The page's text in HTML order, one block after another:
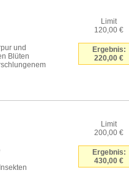
und
Blüten
Limit
120,00 €
Ergebnis:
220,00 €
Limit
200,00 €
Ergebnis:
430,00 €